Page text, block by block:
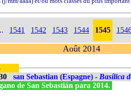
1541 1542 1543 1544 1545
Août 2014
san Sebastian (Espagne) - Basílica
de San Sebastián para 2014.